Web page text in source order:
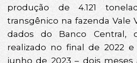
produção de 4.121
transgênico na fazenda Vale
dados do Banco Central,
realizado no final de 2022
junho de 2023 – dois meses